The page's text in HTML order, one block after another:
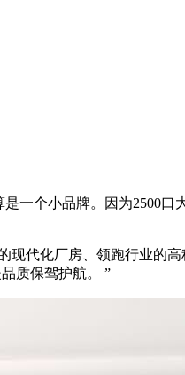
一个小品牌。因为2500
代化厂房、领跑行业的高
质保驾护航。 ”